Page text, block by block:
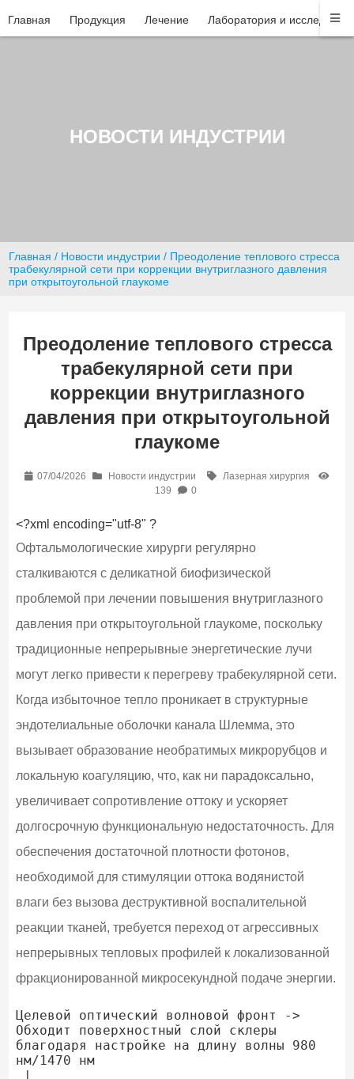
Главная Продукция Лечение Лаборатория и
НОВОСТИ ИНДУСТРИИ
Главная / Новости индустрии / Преодоление теплового стресса
трабекулярной сети при коррекции внутриглазного давления
при открытоугольной глаукоме
Преодоление теплового стресса
трабекулярной сети при
коррекции внутриглазного
давления при открытоугольной
глаукоме
07/04/2026 Новости индустрии
Лазерная хирургия
139
0
<?xml encoding="utf-8" ?
Офтальмологические хирурги регулярно
сталкиваются с деликатной биофизической
проблемой при лечении повышения внутриглазного
давления при открытоугольной глаукоме, поскольку
традиционные непрерывные энергетические лучи
могут легко привести к перегреву трабекулярной сети.
Когда избыточное тепло проникает в структурные
эндотелиальные оболочки канала Шлемма, это
вызывает образование необратимых микрорубцов и
локальную коагуляцию, что, как ни парадоксально,
увеличивает сопротивление оттоку и ускоряет
долгосрочную функциональную недостаточность. Для
обеспечения достаточной плотности фотонов,
необходимой для стимуляции оттока водянистой
влаги без вызова деструктивной воспалительной
реакции тканей, требуется переход от агрессивных
непрерывных тепловых профилей к локализованной
фракционированной микросекундной подаче энергии.
Целевой оптический волновой фронт ->
Обходит поверхностный слой склеры
благодаря настройке на длину волны 980
нм/1470 нм